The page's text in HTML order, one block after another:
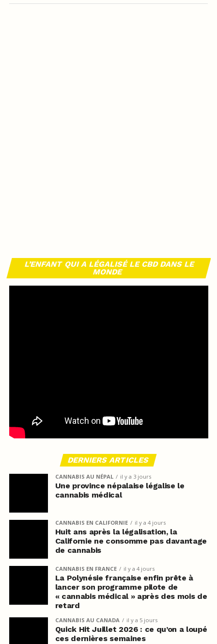
L’ENFANT QUI A LÉGALISÉ LE CBD DANS LE
MONDE
DERNIERS ARTICLES
CANNABIS AU NÉPAL il y a 3 jours
Une province népalaise légalise le
cannabis médical
CANNABIS EN CALIFORNIE il y a 4 jours
Huit ans après la légalisation, la
Californie ne consomme pas davantage
de cannabis
CANNABIS EN FRANCE il y a 4 jours
La Polynésie française enfin prête à
lancer son programme pilote de
« cannabis médical » après des mois de
retard
CANNABIS AU CANADA il y a 5 jours
Quick Hit Juillet 2026 : ce qu’on a loupé
ces dernières semaines